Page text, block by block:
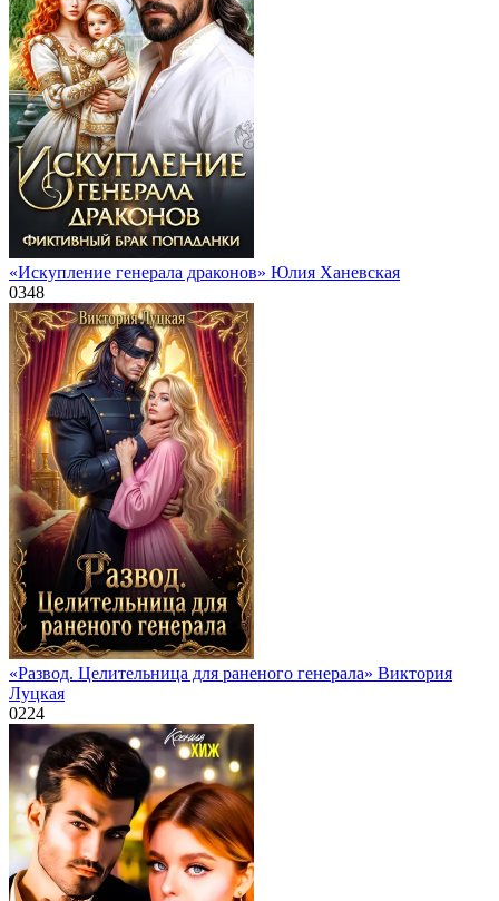
«Искупление генерала драконов» Юлия Ханевская
0348
«Развод. Целительница для раненого генерала» Виктория
Луцкая
0224